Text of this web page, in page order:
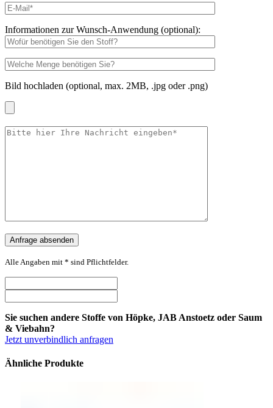
Informationen zur Wunsch-Anwendung (optional):
Bild hochladen (optional, max. 2MB, .jpg oder .png)
Alle Angaben mit * sind Pflichtfelder.
Sie suchen andere Stoffe von Höpke, JAB Anstoetz oder Saum
& Viebahn?
Jetzt unverbindlich anfragen
Ähnliche Produkte